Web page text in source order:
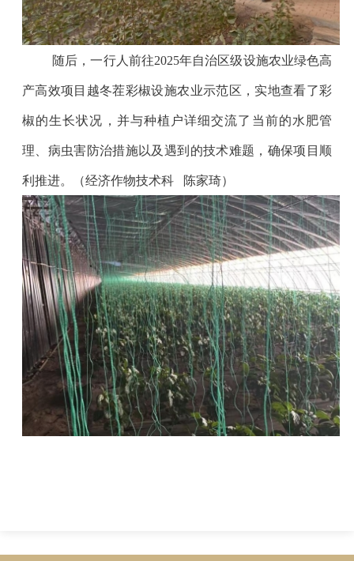
随后，一行人前往2025年自治区级设施农业绿色高
产高效项目越冬茬彩椒设施农业示范区，实地查看了彩
椒的生长状况，并与种植户详细交流了当前的水肥管
理、病虫害防治措施以及遇到的技术难题，确保项目顺
利推进。（经济作物技术科 陈家琦）